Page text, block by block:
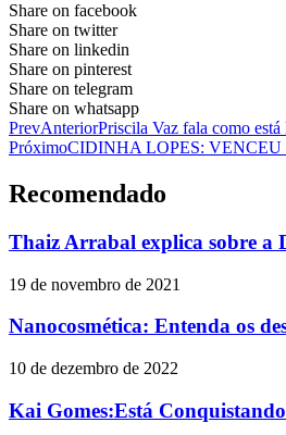
Share on facebook
Share on twitter
Share on linkedin
Share on pinterest
Share on telegram
Share on whatsapp
PrevAnteriorPriscila Vaz fala como
PróximoCIDINHA LOPES:
Recomendado
Thaiz Arrabal explica sobre a
19 de novembro de 2021
Nanocosmética: Entenda os
10 de dezembro de 2022
Kai Gomes:Está